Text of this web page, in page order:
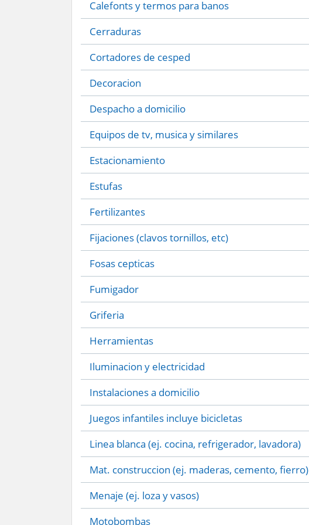
Calefonts y termos para banos
Cerraduras
Cortadores de cesped
Decoracion
Despacho a domicilio
Equipos de tv, musica y similares
Estacionamiento
Estufas
Fertilizantes
Fijaciones (clavos tornillos, etc)
Fosas cepticas
Fumigador
Griferia
Herramientas
Iluminacion y electricidad
Instalaciones a domicilio
Juegos infantiles incluye bicicletas
Linea blanca (ej. cocina, refrigerador, lavadora)
Mat. construccion (ej. maderas, cemento, fierro)
Menaje (ej. loza y vasos)
Motobombas